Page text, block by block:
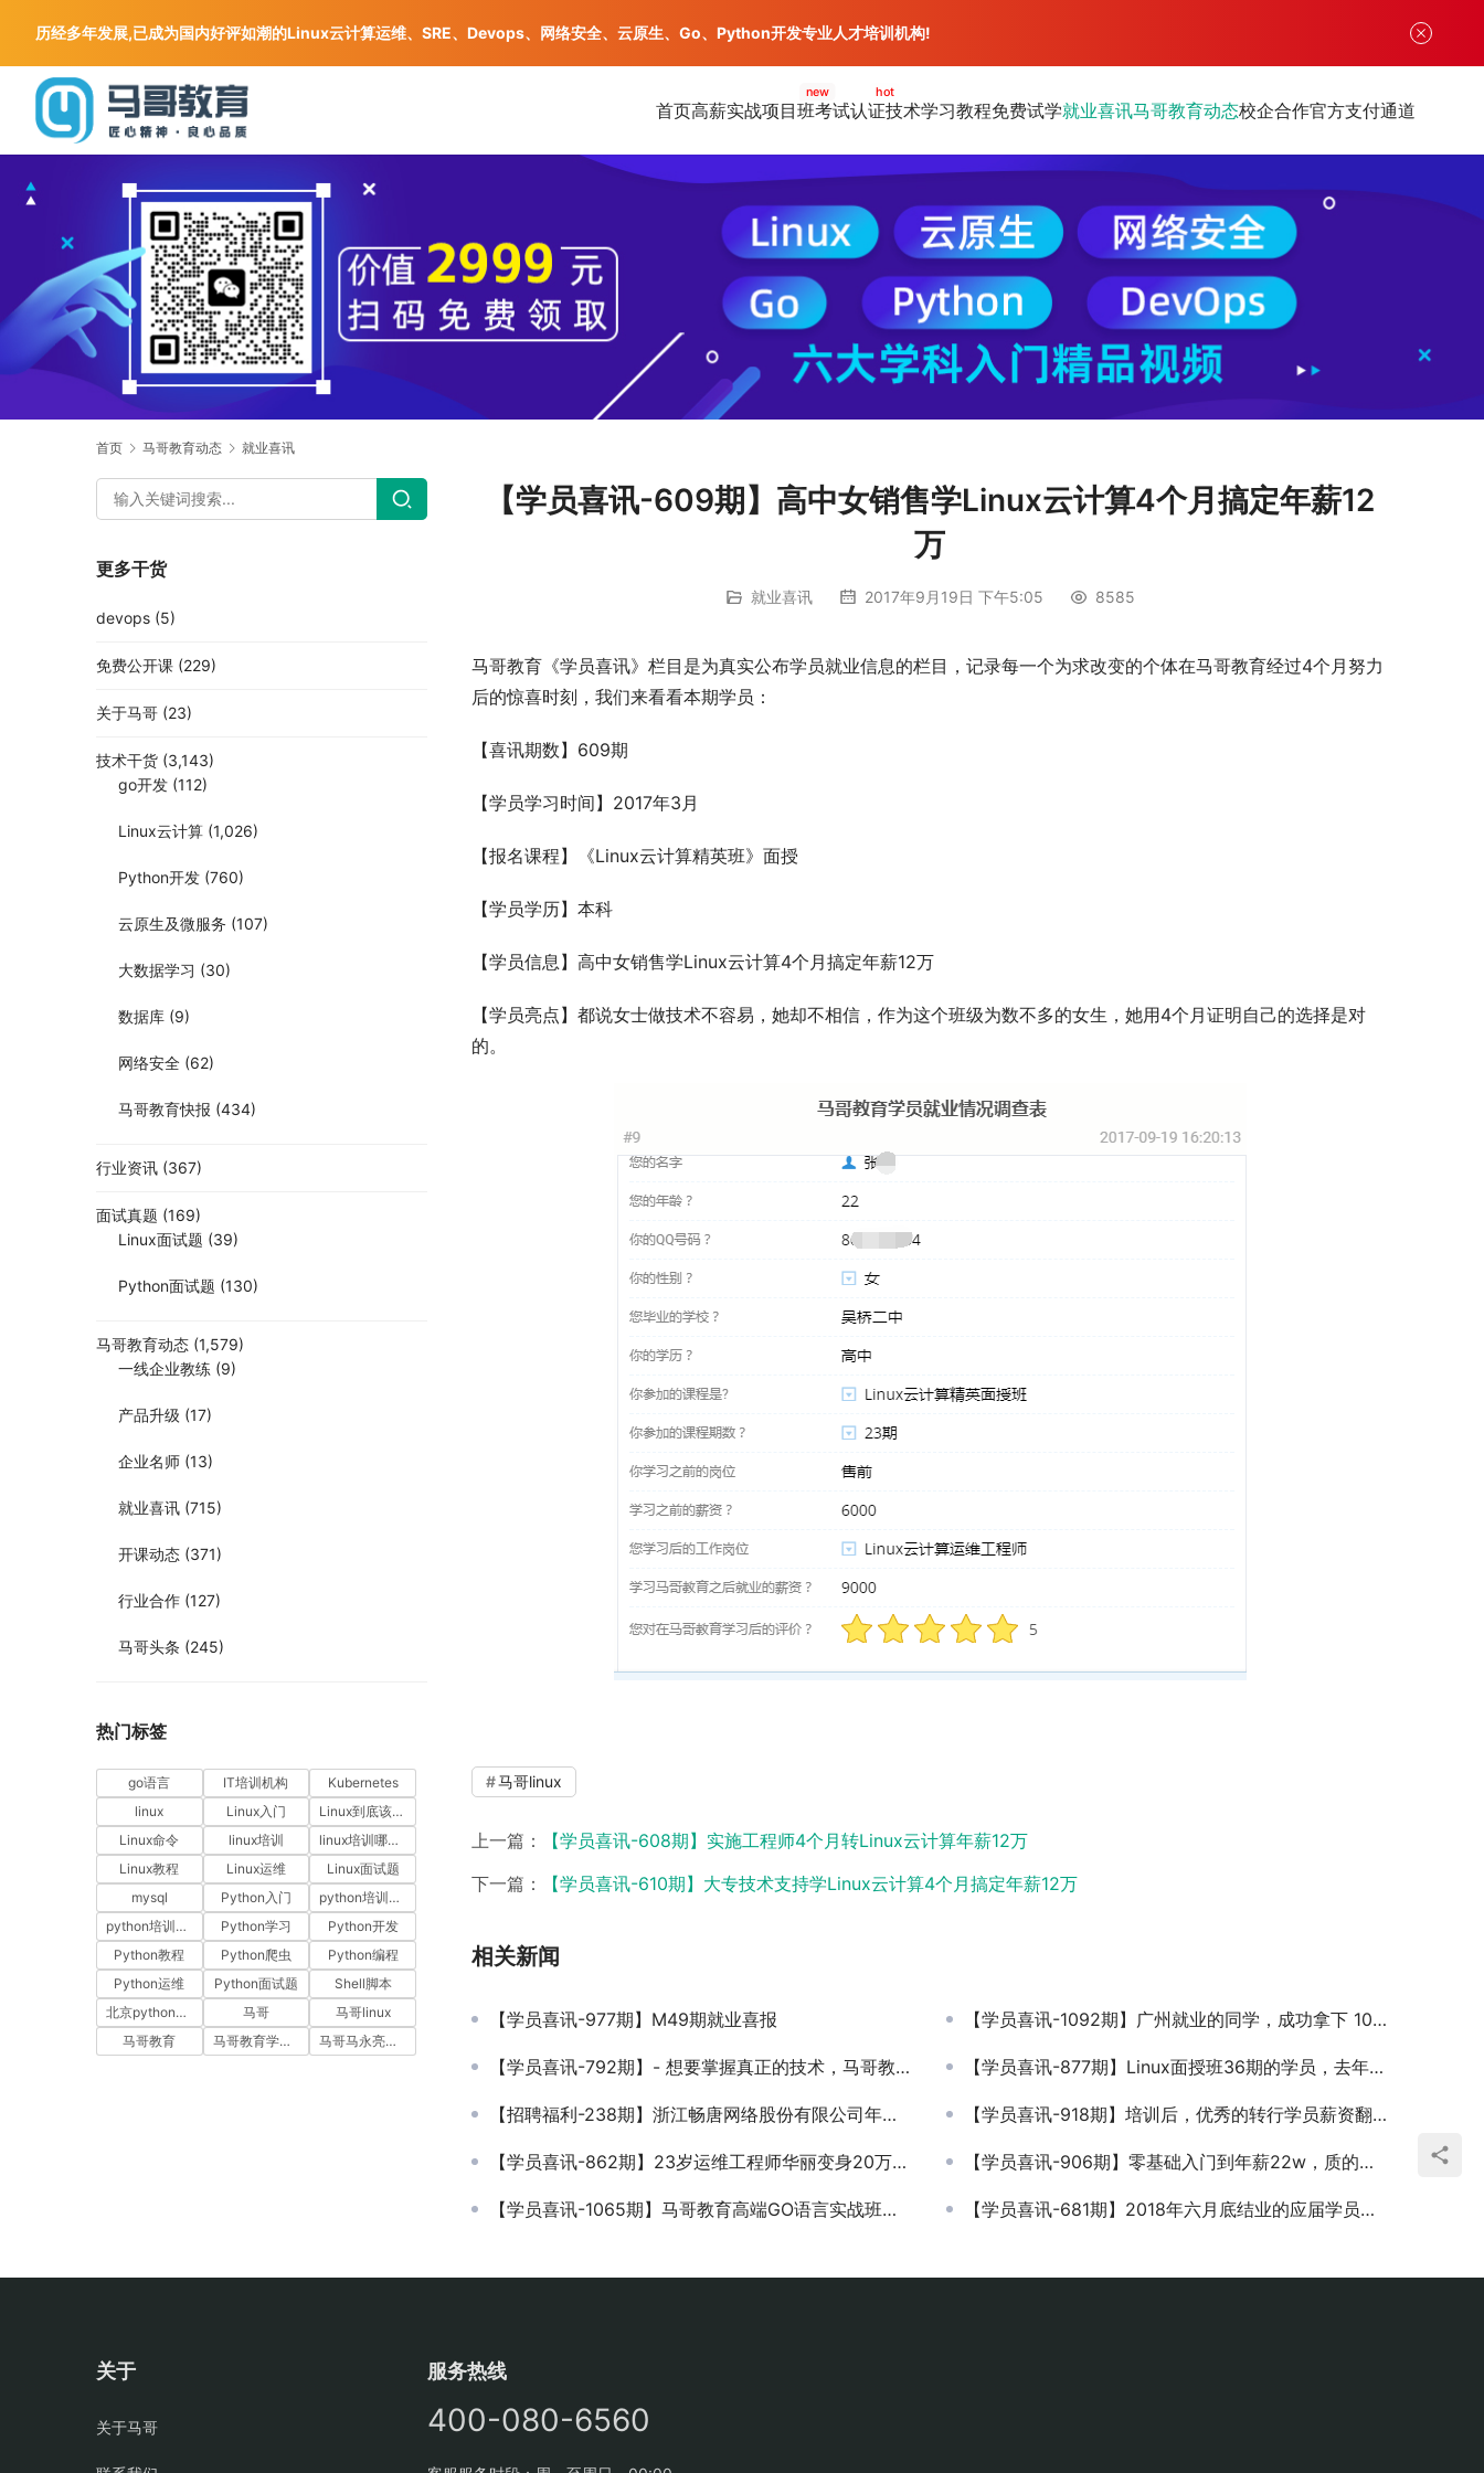
首页高薪实战项目班
new
考试认证
hot
技术学习教程免费试学就业喜讯马哥教育动态校企合作官方支付通道
首页 马哥教育动态 就业喜讯
【学员喜讯-609期】高中女销售学Linux云计算4个月搞定年薪12
万
就业喜讯 2017年9月19日 下午5:05 8585
马哥教育《学员喜讯》栏目是为真实公布学员就业信息的栏目，记录每一个为求改变的个体在马哥教育经过4个月努力
后的惊喜时刻，我们来看看本期学员：
【喜讯期数】609期
【学员学习时间】2017年3月
【报名课程】《Linux云计算精英班》面授
【学员学历】本科
【学员信息】高中女销售学Linux云计算4个月搞定年薪12万
【学员亮点】都说女士做技术不容易，她却不相信，作为这个班级为数不多的女生，她用4个月证明自己的选择是对
的。
马哥linux
上一篇：
【学员喜讯-608期】实施工程师4个月转Linux云计算年薪12万
下一篇：
【学员喜讯-610期】大专技术支持学Linux云计算4个月搞定年薪12万
相关新闻
【学员喜讯-977期】M49期就业喜报 【学员喜讯-1092期】广州就业的同学，成功拿下 10K 的好薪资
【学员喜讯-792期】- 想要掌握真正的技术，马哥教育是首选，刚毕业学员三家企业任选，轻松就业！ 【学员喜讯-877期】Linux面授班36期的学员，去年毕业的专科生，成功收获月薪12K！
【招聘福利-238期】浙江畅唐网络股份有限公司年薪13万招聘Linux维工程师 【学员喜讯-918期】培训后，优秀的转行学员薪资翻倍，学的好就是不愁工作！
【学员喜讯-862期】23岁运维工程师华丽变身20万年薪运维开发 【学员喜讯-906期】零基础入门到年薪22w，质的飞跃 python运维开发工程师火热招生中~
【学员喜讯-1065期】马哥教育高端GO语言实战班应届生转正19K 【学员喜讯-681期】2018年六月底结业的应届学员，顺利通过京东面试，知识学到了，机会抓住了，入职大公司就这么成了
更多干货
devops (5)
免费公开课 (229)
关于马哥 (23)
技术干货 (3,143)
go开发 (112)
Linux云计算 (1,026)
Python开发 (760)
云原生及微服务 (107)
大数据学习 (30)
数据库 (9)
网络安全 (62)
马哥教育快报 (434)
行业资讯 (367)
面试真题 (169)
Linux面试题 (39)
Python面试题 (130)
马哥教育动态 (1,579)
一线企业教练 (9)
产品升级 (17)
企业名师 (13)
就业喜讯 (715)
开课动态 (371)
行业合作 (127)
马哥头条 (245)
热门标签
go语言 IT培训机构
Kubernetes
linux
Linux入门
Linux到底该怎样学？
Linux命令
linux培训
linux培训哪家好
Linux教程
Linux运维
Linux面试题
mysql
Python入门
python培训哪家好
python培训排名
Python学习
Python开发
Python教程
Python爬虫
Python编程
Python运维
Python面试题
Shell脚本
北京python培训
马哥
马哥linux
马哥教育
马哥教育学员故事 马哥马永亮，马哥linux讲师，马哥教育ceo
关于
关于马哥
服务热线
400-080-6560
历经多年发展,已成为国内好评如潮的Linux云计算运维、SRE、Devops、网络安全、云原生、Go、Python开发专业人才培训机构!